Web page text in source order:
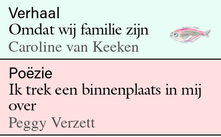
Verhaal
Omdat wij familie zijn
Caroline van Keeken
Poëzie
Ik trek een binnenplaats in mij
over
Peggy Verzett